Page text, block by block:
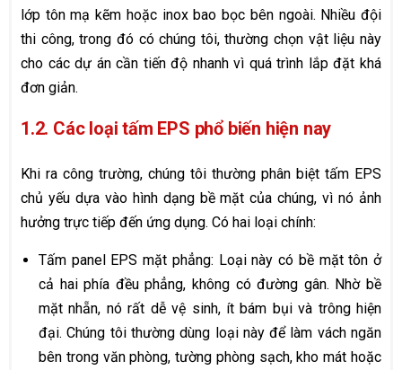
lớp tôn mạ kẽm hoặc inox bao bọc bên ngoài. Nhiều đội
thi công, trong đó có chúng tôi, thường chọn vật liệu này
cho các dự án cần tiến độ nhanh vì quá trình lắp đặt khá
đơn giản.
1.2. Các loại tấm EPS phổ biến hiện nay
Khi ra công trường, chúng tôi thường phân biệt tấm EPS
chủ yếu dựa vào hình dạng bề mặt của chúng, vì nó ảnh
hưởng trực tiếp đến ứng dụng. Có hai loại chính:
Tấm panel EPS mặt phẳng: Loại này có bề mặt tôn ở
cả hai phía đều phẳng, không có đường gân. Nhờ bề
mặt nhẵn, nó rất dễ vệ sinh, ít bám bụi và trông hiện
đại. Chúng tôi thường dùng loại này để làm vách ngăn
bên trong văn phòng, tường phòng sạch, kho mát hoặc